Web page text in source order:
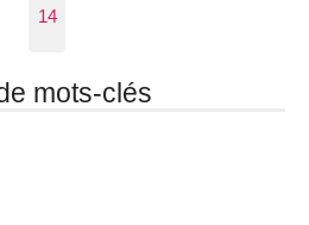
14
mots-clés